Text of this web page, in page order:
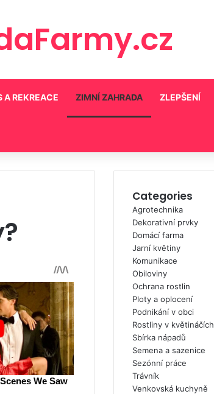
A REKREACE ZIMNÍ ZAHRADA ZLEPŠENÍ
Categories
Agrotechnika
Dekorativní prvky
Domácí farma
Jarní květiny
Komunikace
Obiloviny
Ochrana rostlin
Ploty a oplocení
Podnikání v obci
Rostliny v květináčích
Sbírka nápadů
Semena a sazenice
Sezónní práce
Trávník
Venkovská kuchyně